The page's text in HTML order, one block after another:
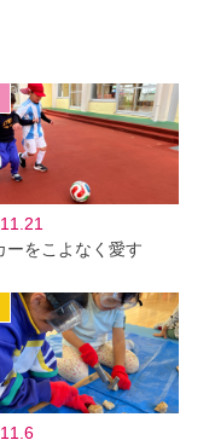
ーをこよなく愛す